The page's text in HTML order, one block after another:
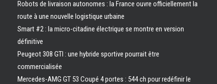
Robots de livraison autonomes : la France ouvre officiellement la
route à une nouvelle logistique urbaine
Smart #2 : la micro-citadine électrique se montre en version
définitive
Peugeot 308 GTI : une hybride sportive pourrait être
commercialisée
Mercedes-AMG GT 53 Coupé 4 portes : 544 ch pour redéfinir le